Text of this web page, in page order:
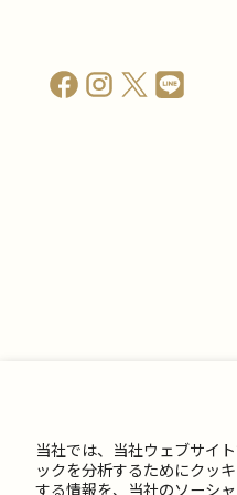
当社では、当社ウェブサイ
ックを分析するためにクッ